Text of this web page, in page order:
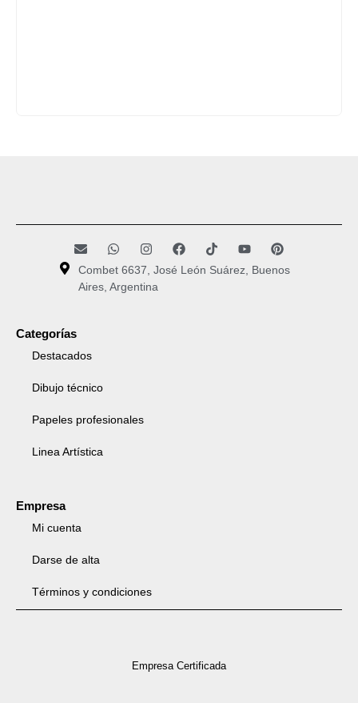
Combet 6637, José León Suárez, Buenos
Aires, Argentina
Categorías
Destacados
Dibujo técnico
Papeles profesionales
Linea Artística
Empresa
Mi cuenta
Darse de alta
Términos y condiciones
Empresa Certificada